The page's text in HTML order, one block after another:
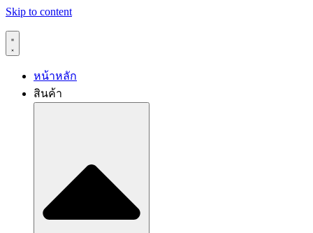
Skip to content
หน้าหลัก
สินค้า